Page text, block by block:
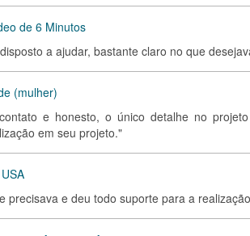
de 6 Minutos
a ajudar, bastante claro no que
(mulher)
e honesto, o único detalhe no
em seu projeto."
precisava e deu todo suporte para a